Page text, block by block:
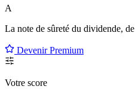
A
La note de sûreté du dividende, de
Devenir Premium
Votre score